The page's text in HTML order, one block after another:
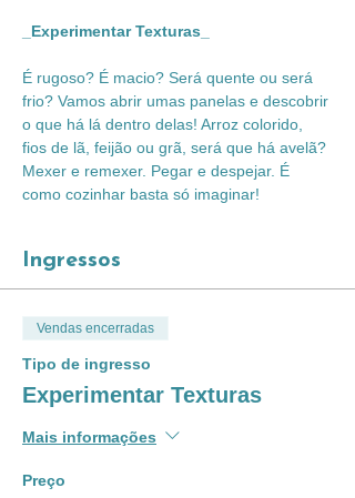
_Experimentar Texturas_
É rugoso? É macio? Será quente ou será
frio? Vamos abrir umas panelas e descobrir
o que há lá dentro delas! Arroz colorido,
fios de lã, feijão ou grã, será que há avelã?
Mexer e remexer. Pegar e despejar. É
como cozinhar basta só imaginar!
Ingressos
Vendas encerradas
Tipo de ingresso
Experimentar Texturas
Mais informações
Preço